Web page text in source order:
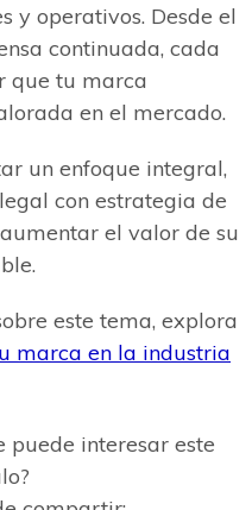
y operativos. Desde el
continuada, cada
que tu marca
en el mercado.
un enfoque integral,
con estrategia de
el valor de su
este tema, explora
marca en la industria
puede interesar este